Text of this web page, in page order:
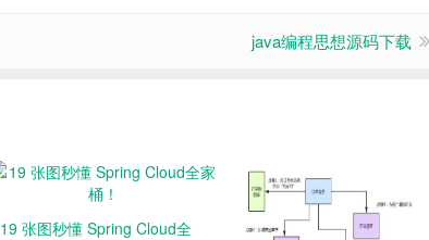
java编程思想源码下载
19 张图秒懂 Spring Cloud全